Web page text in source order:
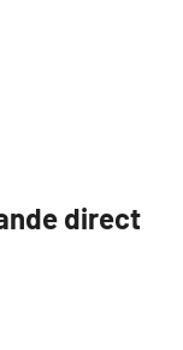
direct